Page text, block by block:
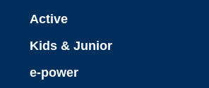
Active
Kids & Junior
e-power